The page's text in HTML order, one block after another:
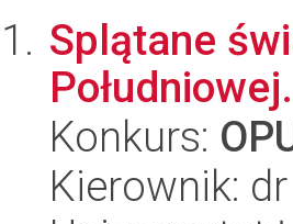
Splątane
Południowej.
Konkurs:
Kierownik: